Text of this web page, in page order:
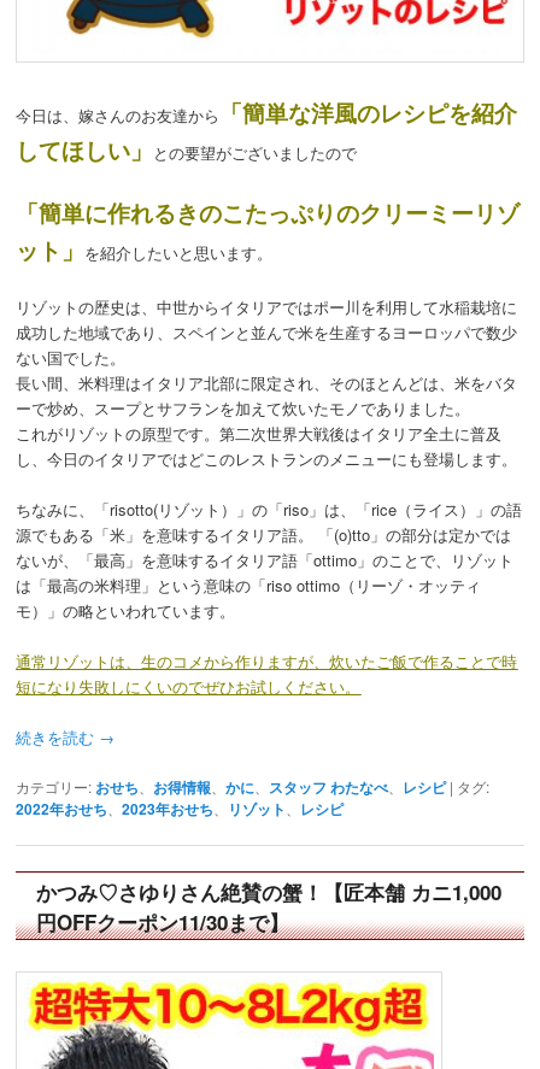
今日は、嫁さんのお友達から
「簡単な洋風のレシピを紹介
してほしい」
との要望がございましたので
「簡単に作れるきのこたっぷりのクリーミーリゾ
ット」 を紹介したいと思います。
リゾットの歴史は、中世からイタリアではポー川を利用して水稲栽培に
成功した地域であり、スペインと並んで米を生産するヨーロッパで数少
ない国でした。
長い間、米料理はイタリア北部に限定され、そのほとんどは、米をバタ
ーで炒め、スープとサフランを加えて炊いたモノでありました。
これがリゾットの原型です。第二次世界大戦後はイタリア全土に普及
し、今日のイタリアではどこのレストランのメニューにも登場します。
ちなみに、「risotto(リゾット）」の「riso」は、「rice（ライス）」の語
源でもある「米」を意味するイタリア語。 「(o)tto」の部分は定かでは
ないが、「最高」を意味するイタリア語「ottimo」のことで、リゾット
は「最高の米料理」という意味の「riso ottimo（リーゾ・オッティ
モ）」の略といわれています。
通常リゾットは、生のコメから作りますが、炊いたご飯で作ることで時
短になり失敗しにくいのでぜひお試しください。
続きを読む →
カテゴリー: おせち お得情報 、かに スタッフ わたなべ、 レシピ | タグ:
2022年おせち 、2023年おせち リゾット レシピ
かつみ♡さゆりさん絶賛の蟹！【匠本舗 カニ1,000
円OFFクーポン11/30まで】